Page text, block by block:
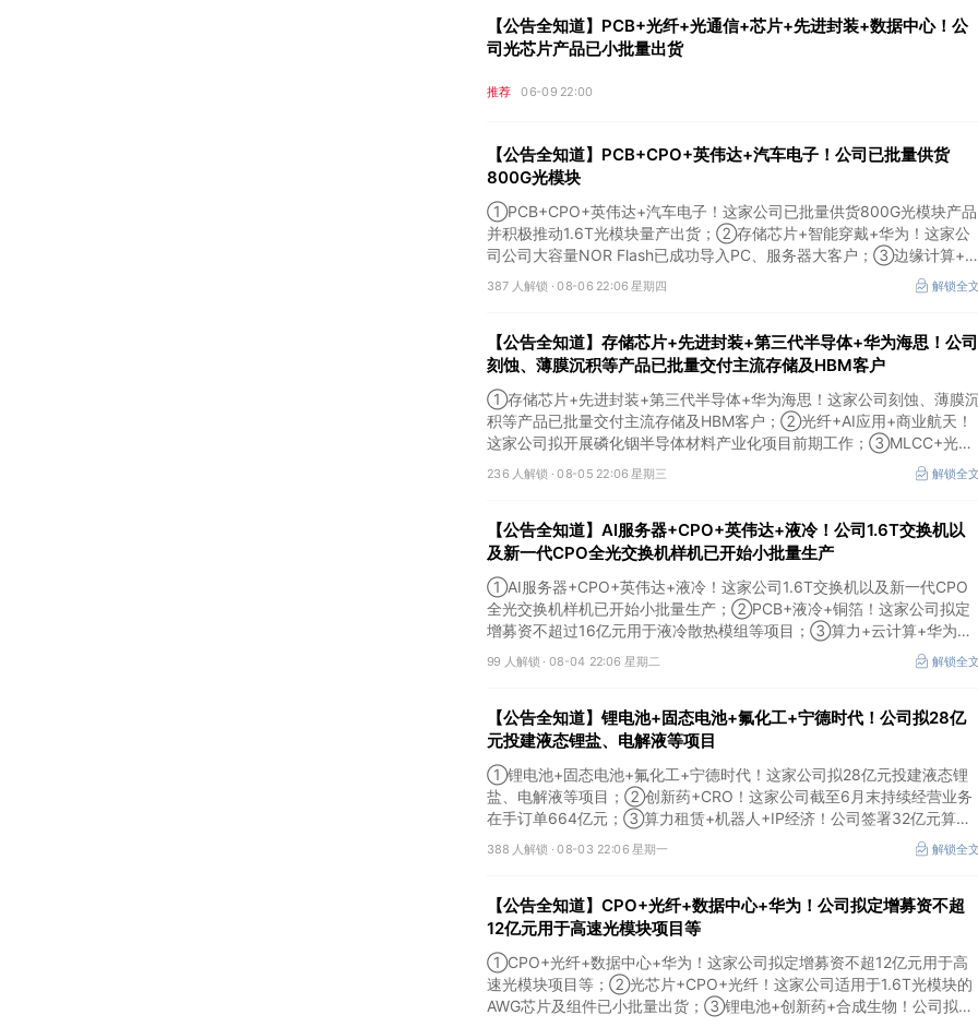
【公告全知道】PCB+光纤+光通信+芯片+先进封装+数据中心！公
司光芯片产品已小批量出货
推荐 06-09 22:00
【公告全知道】PCB+CPO+英伟达+汽车电子！公司已批量供货
800G光模块
①PCB+CPO+英伟达+汽车电子！这家公司已批量供货800G光模块产品
并积极推动1.6T光模块量产出货；②存储芯片+智能穿戴+华为！这家公
司公司大容量NOR Flash已成功导入PC、服务器大客户；③边缘计算+
慧灯杆！公司拟跨界布局固态存储标的。
387 人解锁 ·08-06 22:06 星期四 解锁全
【公告全知道】存储芯片+先进封装+第三代半导体+华为海思！公司
刻蚀、薄膜沉积等产品已批量交付主流存储及HBM客户
①存储芯片+先进封装+第三代半导体+华为海思！这家公司刻蚀、薄膜
积等产品已批量交付主流存储及HBM客户；②光纤+AI应用+商业航天！
这家公司拟开展磷化铟半导体材料产业化项目前期工作；③MLCC+光模
块+商业航天+军工！公司拟定增募资不超3亿元用于MLCC相关项目。
236 人解锁 ·08-05 22:06 星期三 解锁全
【公告全知道】AI服务器+CPO+英伟达+液冷！公司1.6T交换机以
及新一代CPO全光交换机样机已开始小批量生产
①AI服务器+CPO+英伟达+液冷！这家公司1.6T交换机以及新一代CPO
全光交换机样机已开始小批量生产；②PCB+液冷+铜箔！这家公司拟定
增募资不超过16亿元用于液冷散热模组等项目；③算力+云计算+华为鲲
鹏！公司签署超46亿元算力服务合同。
99 人解锁 · 08-04 22:06 星期二 解锁全
【公告全知道】锂电池+固态电池+氟化工+宁德时代！公司拟28亿
元投建液态锂盐、电解液等项目
①锂电池+固态电池+氟化工+宁德时代！这家公司拟28亿元投建液态锂
盐、电解液等项目；②创新药+CRO！这家公司截至6月末持续经营业务
在手订单664亿元；③算力租赁+机器人+IP经济！公司签署32亿元算力
服务合同。
388 人解锁 ·08-03 22:06 星期一 解锁全
【公告全知道】CPO+光纤+数据中心+华为！公司拟定增募资不超
12亿元用于高速光模块项目等
①CPO+光纤+数据中心+华为！这家公司拟定增募资不超12亿元用于高
速光模块项目等；②光芯片+CPO+光纤！这家公司适用于1.6T光模块的
AWG芯片及组件已小批量出货；③锂电池+创新药+合成生物！公司拟定